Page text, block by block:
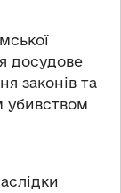
досудове
законів та
убивством